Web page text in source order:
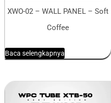
XWO-02 – WALL PANEL – Soft
Coffee
Baca selengkapnya